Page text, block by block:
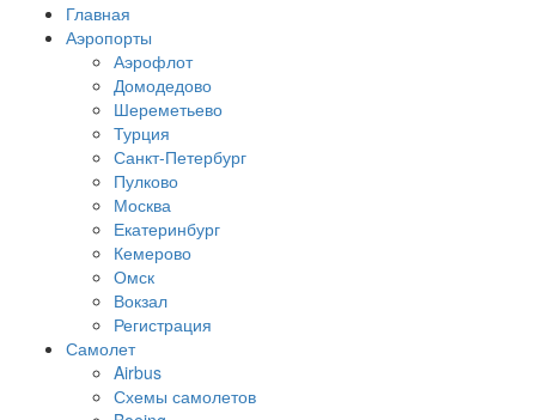
Главная
Аэропорты
Аэрофлот
Домодедово
Шереметьево
Турция
Санкт-Петербург
Пулково
Москва
Екатеринбург
Кемерово
Омск
Вокзал
Регистрация
Самолет
Airbus
Схемы самолетов